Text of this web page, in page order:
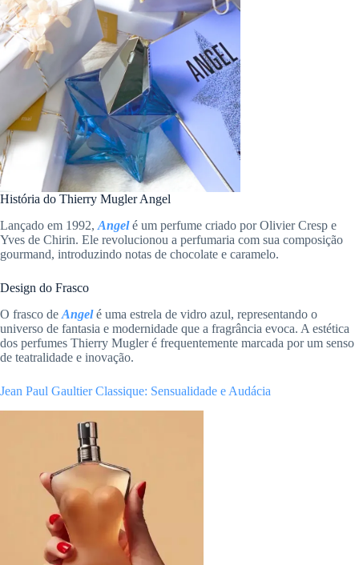
História do Thierry Mugler Angel
Lançado em 1992, Angelé um perfume criado por Olivier Cresp e
Yves de Chirin. Ele revolucionou a perfumaria com sua composição
gourmand, introduzindo notas de chocolate e caramelo.
Design do Frasco
O frasco de Angelé uma estrela de vidro azul, representando o
universo de fantasia e modernidade que a fragrância evoca. A estética
dos perfumes Thierry Mugler é frequentemente marcada por um senso
de teatralidade e inovação.
Jean Paul Gaultier Classique: Sensualidade e Audácia